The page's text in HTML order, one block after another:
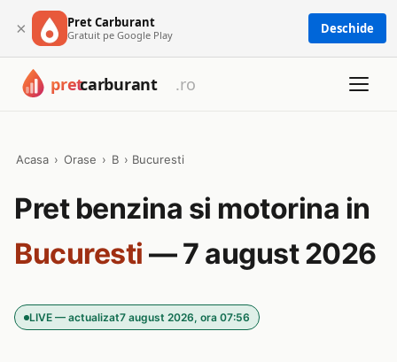
× Pret Carburant
Gratuit pe Google Play Deschide
Acasa › Orase › B › Bucuresti
Pret benzina si motorina in
Bucuresti — 7 august 2026
LIVE — actualizat7 august 2026, ora 07:56